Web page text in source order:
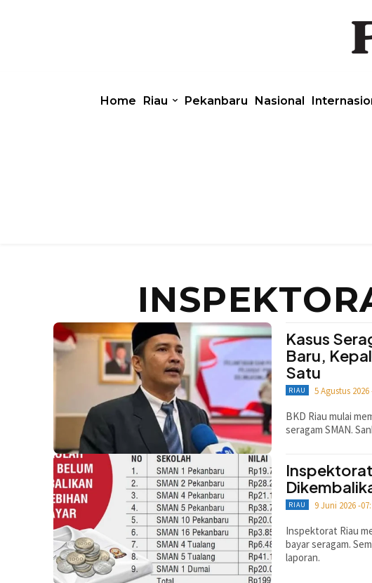
Home Riau Pekanbaru Nasional
Kasus
Baru,
Satu
RIAU 5 Agustus 2026
BKD Riau mulai
seragam SMAN.
RIAU 9 Juni 2026 -
Inspektorat Riau
bayar seragam.
laporan.